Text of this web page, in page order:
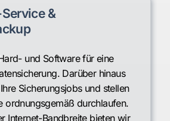
&
und Software für eine
Darüber hinaus
Sicherungsjobs und stellen
ordnungsgemäß durchlaufen.
Internet-Bandbreite bieten wir